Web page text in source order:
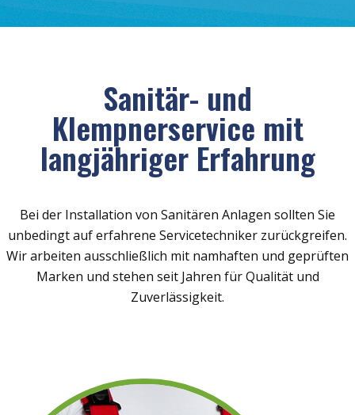
Sanitär- und
Klempnerservice mit
langjähriger Erfahrung
Bei der Installation von Sanitären Anlagen sollten Sie
unbedingt auf erfahrene Servicetechniker zurückgreifen.
Wir arbeiten ausschließlich mit namhaften und geprüften
Marken und stehen seit Jahren für Qualität und
Zuverlässigkeit.